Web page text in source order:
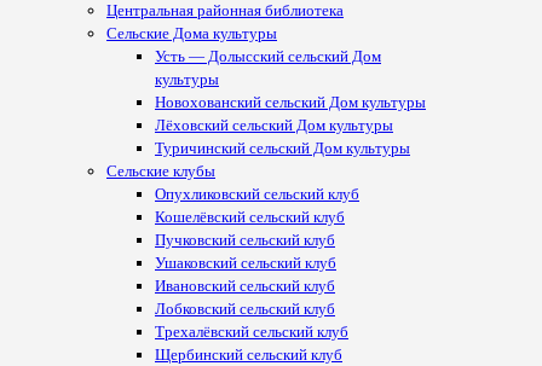
Центральная районная библиотека
Сельские Дома культуры
Усть — Долысский сельский Дом
культуры
Новохованский сельский Дом культуры
Лёховский сельский Дом культуры
Туричинский сельский Дом культуры
Сельские клубы
Опухликовский сельский клуб
Кошелёвский сельский клуб
Пучковский сельский клуб
Ушаковский сельский клуб
Ивановский сельский клуб
Лобковский сельский клуб
Трехалёвский сельский клуб
Щербинский сельский клуб